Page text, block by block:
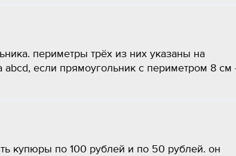
периметры трёх из них указаны на
если прямоугольник с периметром 8 см
купюры по 100 рублей и по 50 рублей. он